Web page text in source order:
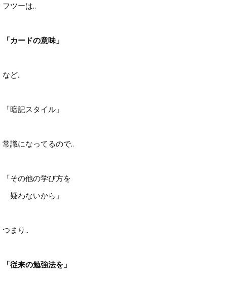
フツーは..
「カードの意味」
など..
「暗記スタイル」
常識になってるので..
「その他の学び方を
疑わないから」
つまり..
「従来の勉強法を」